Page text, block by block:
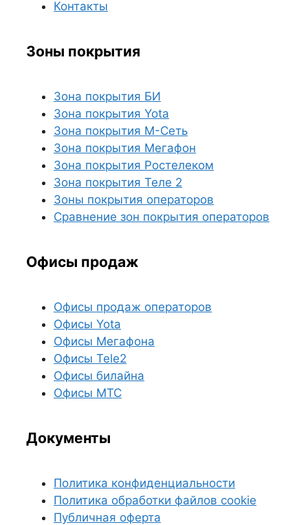
Контакты
Зоны покрытия
Зона покрытия БИ
Зона покрытия Yota
Зона покрытия М-Сеть
Зона покрытия Мегафон
Зона покрытия Ростелеком
Зона покрытия Теле 2
Зоны покрытия операторов
Сравнение зон покрытия операторов
Офисы продаж
Офисы продаж операторов
Офисы Yota
Офисы Мегафона
Офисы Tele2
Офисы билайна
Офисы МТС
Документы
Политика конфиденциальности
Политика обработки файлов cookie
Публичная оферта